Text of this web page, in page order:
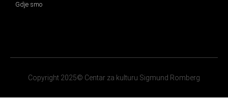
Gdje smo
Copyright 2025© Centar za kulturu Sigmund Romberg